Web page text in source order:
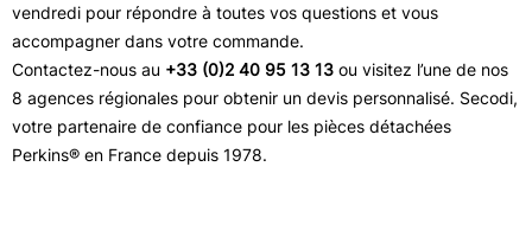
vendredi pour répondre à toutes vos questions et vous
accompagner dans votre commande.
Contactez-nous au +33 (0)2 40 95 13 13 ou visitez l’une de nos
8 agences régionales pour obtenir un devis personnalisé. Secodi,
votre partenaire de confiance pour les pièces détachées
Perkins® en France depuis 1978.